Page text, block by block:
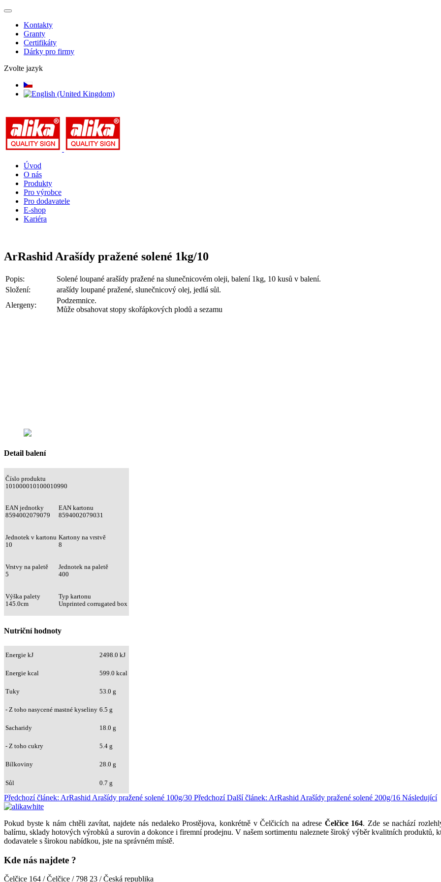
Kontakty
Granty
Certifikáty
Dárky pro firmy
Zvolte jazyk
Úvod
O nás
Produkty
Pro výrobce
Pro dodavatele
E-shop
Kariéra
ArRashid Arašídy pražené solené 1kg/10
Popis:
Solené loupané arašídy pražené na slunečnicovém oleji, balení 1kg, 10 kusů v balení.
Složení:
arašídy loupané pražené, slunečnicový olej, jedlá sůl.
Alergeny:
Podzemnice.
Může obsahovat stopy skořápkových plodů a sezamu
Detail balení
Číslo produktu
101000010100010990
EAN jednotky
8594002079079
EAN kartonu
8594002079031
Jednotek v kartonu
10
Kartony na vrstvě
8
Vrstvy na paletě
5
Jednotek na paletě
400
Výška palety
145.0cm
Typ kartonu
Unprinted corrugated box
Nutriční hodnoty
Energie kJ 2498.0 kJ
Energie kcal 599.0 kcal
Tuky 53.0 g
- Z toho nasycené mastné kyseliny 6.5 g
Sacharidy 18.0 g
- Z toho cukry 5.4 g
Bílkoviny 28.0 g
Sůl 0.7 g
Předchozí článek: ArRashid Arašídy pražené solené 100g/30 Předchozí Další článek: ArRashid Arašídy pražené solené 200g/16 Následující
Pokud byste k nám chtěli zavítat, najdete nás nedaleko Prostějova, konkrétně v Čelčicích na adrese Čelčice 164. Zde se nachází
balírnu, sklady hotových výrobků a surovin a dokonce i firemní prodejnu. V našem sortimentu naleznete široký výběr kvalitních produktů,
dodavatele s širokou nabídkou, jste na správném místě.
Kde nás najdete ?
Čelčice 164 / Čelčice / 798 23 / Česká republika